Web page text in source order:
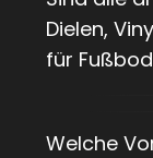
Dielen,
für
Welche